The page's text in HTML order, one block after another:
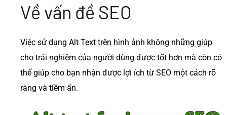
Về vấn đề SEO
Việc sử dụng Alt Text trên hình ảnh không những giúp
cho trải nghiệm của người dùng được tốt hơn mà còn có
thể giúp cho bạn nhận được lợi ích từ SEO một cách rõ
ràng và tiềm ẩn.